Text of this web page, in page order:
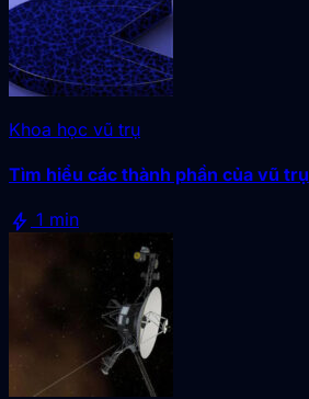
Khoa học vũ trụ
Tìm hiểu các thành phần của vũ trụ
bolt 1 min